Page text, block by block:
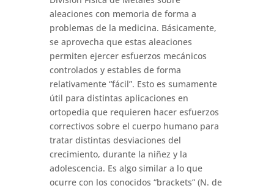
aleaciones con memoria de forma a
problemas de la medicina. Básicamente,
se aprovecha que estas aleaciones
permiten ejercer esfuerzos mecánicos
controlados y estables de forma
relativamente “fácil”. Esto es sumamente
útil para distintas aplicaciones en
ortopedia que requieren hacer esfuerzos
correctivos sobre el cuerpo humano para
tratar distintas desviaciones del
crecimiento, durante la niñez y la
adolescencia. Es algo similar a lo que
ocurre con los conocidos “brackets” (N. de